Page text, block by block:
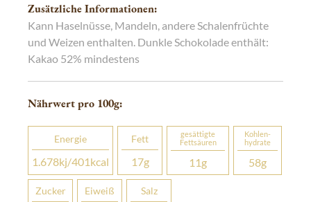
Zusätzliche Informationen:
Kann Haselnüsse, Mandeln, andere Schalenfrüchte
und Weizen enthalten. Dunkle Schokolade enthält:
Kakao 52% mindestens
Nährwert pro 100g:
Energie
1.678kj/401kcal
Fett
17g
gesättigte
Fettsäuren
11g
Kohlen­­
hydrate
58g
Zucker Eiweiß Salz